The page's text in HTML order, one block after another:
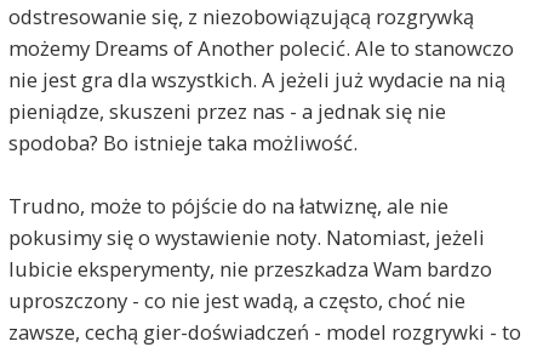
odstresowanie się, z niezobowiązującą rozgrywką
możemy Dreams of Another polecić. Ale to stanowczo
nie jest gra dla wszystkich. A jeżeli już wydacie na nią
pieniądze, skuszeni przez nas - a jednak się nie
spodoba? Bo istnieje taka możliwość.
Trudno, może to pójście do na łatwiznę, ale nie
pokusimy się o wystawienie noty. Natomiast, jeżeli
lubicie eksperymenty, nie przeszkadza Wam bardzo
uproszczony - co nie jest wadą, a często, choć nie
zawsze, cechą gier-doświadczeń - model rozgrywki - to